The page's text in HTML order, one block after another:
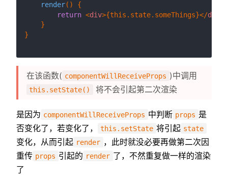
render( ) {
return <div>{this.state.someThings}</div
    }
}
在该函数( componentWillReceiveProps )中调用
this.setState() 将不会引起第二次渲染
是因为 componentWillReceiveProps 中判断 props 是
否变化了，若变化了，
this.setState 将引起 state
变化，从而引起 render ，此时就没必要再做第二次因
重传 props 引起的 render 了，不然重复做一样的渲染
了